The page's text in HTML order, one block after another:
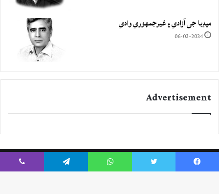
ميڊيا جي آزادي ۽ غيرجمھوري وادي
06-03-2024
Advertisement
Facebook
Twitter
YouTube
Instagram Facebook
Twitter
WhatsApp
Telegram
Viber